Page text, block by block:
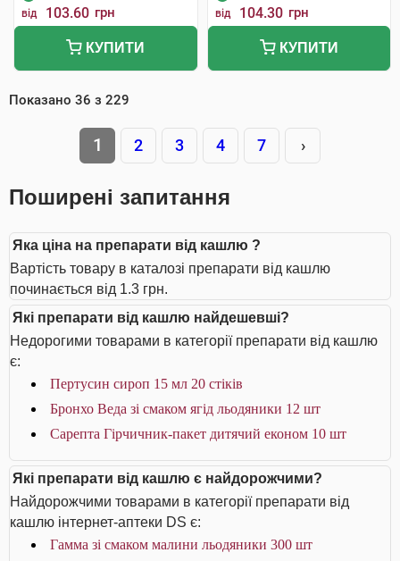
від 103.60 грн
КУПИТИ
від 104.30 грн
КУПИТИ
Показано 36 з 229
1 2 3 4 7 ›
Поширені запитання
Яка ціна на препарати від кашлю ?
Вартість товару в каталозі препарати від кашлю
починається від 1.3 грн.
Які препарати від кашлю найдешевші?
Недорогими товарами в категорії препарати від кашлю
є:
Пертусин сироп 15 мл 20 стіків
Бронхо Веда зі смаком ягід льодяники 12 шт
Сарепта Гірчичник-пакет дитячий економ 10 шт
Які препарати від кашлю є найдорожчими?
Найдорожчими товарами в категорії препарати від
кашлю інтернет-аптеки DS є:
Гамма зі смаком малини льодяники 300 шт